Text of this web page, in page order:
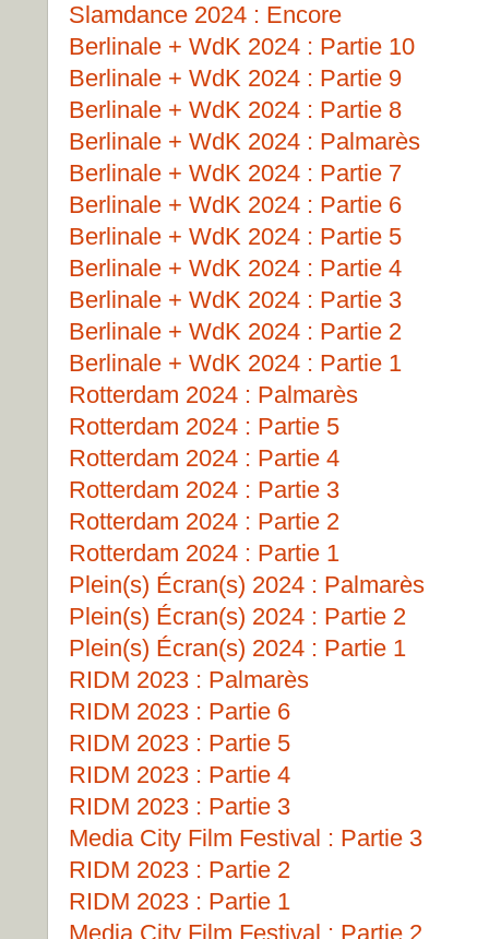
Slamdance 2024 : Encore
Berlinale + WdK 2024 : Partie 10
Berlinale + WdK 2024 : Partie 9
Berlinale + WdK 2024 : Partie 8
Berlinale + WdK 2024 : Palmarès
Berlinale + WdK 2024 : Partie 7
Berlinale + WdK 2024 : Partie 6
Berlinale + WdK 2024 : Partie 5
Berlinale + WdK 2024 : Partie 4
Berlinale + WdK 2024 : Partie 3
Berlinale + WdK 2024 : Partie 2
Berlinale + WdK 2024 : Partie 1
Rotterdam 2024 : Palmarès
Rotterdam 2024 : Partie 5
Rotterdam 2024 : Partie 4
Rotterdam 2024 : Partie 3
Rotterdam 2024 : Partie 2
Rotterdam 2024 : Partie 1
Plein(s) Écran(s) 2024 : Palmarès
Plein(s) Écran(s) 2024 : Partie 2
Plein(s) Écran(s) 2024 : Partie 1
RIDM 2023 : Palmarès
RIDM 2023 : Partie 6
RIDM 2023 : Partie 5
RIDM 2023 : Partie 4
RIDM 2023 : Partie 3
Media City Film Festival : Partie 3
RIDM 2023 : Partie 2
RIDM 2023 : Partie 1
Media City Film Festival : Partie 2